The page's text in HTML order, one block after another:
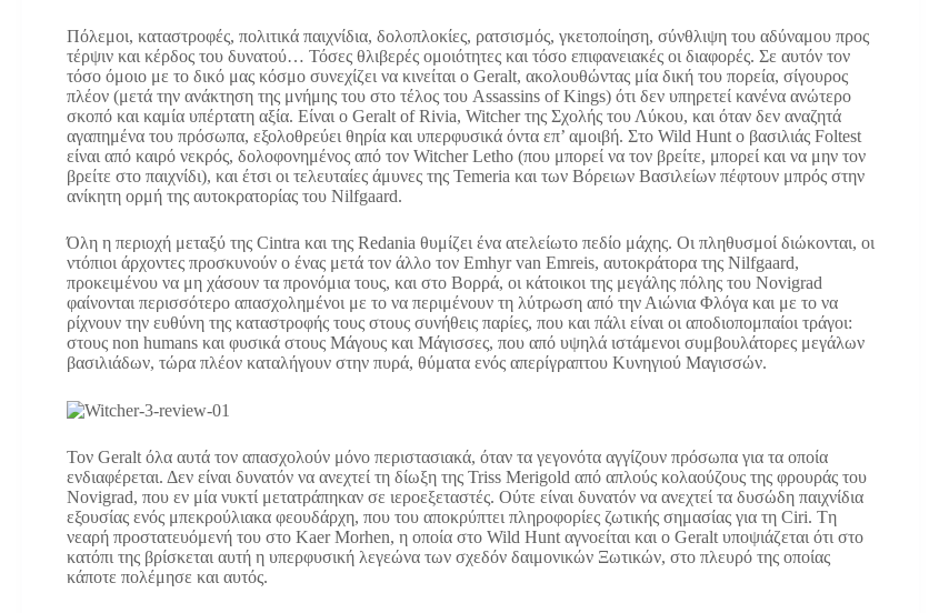
Πόλεμοι, καταστροφές, πολιτικά παιχνίδια, δολοπλοκίες, ρατσισμός, γκετοποίηση, σύνθλιψη του αδύναμου προς
τέρψιν και κέρδος του δυνατού… Τόσες θλιβερές ομοιότητες και τόσο επιφανειακές οι διαφορές. Σε αυτόν τον
τόσο όμοιο με το δικό μας κόσμο συνεχίζει να κινείται ο Geralt, ακολουθώντας μία δική του πορεία, σίγουρος
πλέον (μετά την ανάκτηση της μνήμης του στο τέλος του Assassins of Kings) ότι δεν υπηρετεί κανένα ανώτερο
σκοπό και καμία υπέρτατη αξία. Είναι ο Geralt of Rivia, Witcher της Σχολής του Λύκου, και όταν δεν αναζητά
αγαπημένα του πρόσωπα, εξολοθρεύει θηρία και υπερφυσικά όντα επ’ αμοιβή. Στο Wild Hunt ο βασιλιάς Foltest
είναι από καιρό νεκρός, δολοφονημένος από τον Witcher Letho (που μπορεί να τον βρείτε, μπορεί και να μην τον
βρείτε στο παιχνίδι), και έτσι οι τελευταίες άμυνες της Temeria και των Βόρειων Βασιλείων πέφτουν μπρός στην
ανίκητη ορμή της αυτοκρατορίας του Nilfgaard.
Όλη η περιοχή μεταξύ της Cintra και της Redania θυμίζει ένα ατελείωτο πεδίο μάχης. Οι πληθυσμοί διώκονται, οι
ντόπιοι άρχοντες προσκυνούν ο ένας μετά τον άλλο τον Emhyr van Emreis, αυτοκράτορα της Nilfgaard,
προκειμένου να μη χάσουν τα προνόμια τους, και στο Βορρά, οι κάτοικοι της μεγάλης πόλης του Novigrad
φαίνονται περισσότερο απασχολημένοι με το να περιμένουν τη λύτρωση από την Αιώνια Φλόγα και με το να
ρίχνουν την ευθύνη της καταστροφής τους στους συνήθεις παρίες, που και πάλι είναι οι αποδιοπομπαίοι τράγοι:
στους non humans και φυσικά στους Μάγους και Μάγισσες, που από υψηλά ιστάμενοι συμβουλάτορες μεγάλων
βασιλιάδων, τώρα πλέον καταλήγουν στην πυρά, θύματα ενός απερίγραπτου Κυνηγιού Μαγισσών.
Τον Geralt όλα αυτά τον απασχολούν μόνο περιστασιακά, όταν τα γεγονότα αγγίζουν πρόσωπα για τα οποία
ενδιαφέρεται. Δεν είναι δυνατόν να ανεχτεί τη δίωξη της Triss Merigold από απλούς κολαούζους της φρουράς του
Novigrad, που εν μία νυκτί μετατράπηκαν σε ιεροεξεταστές. Ούτε είναι δυνατόν να ανεχτεί τα δυσώδη παιχνίδια
εξουσίας ενός μπεκρούλιακα φεουδάρχη, που του αποκρύπτει πληροφορίες ζωτικής σημασίας για τη Ciri. Tη
νεαρή προστατευόμενή του στο Kaer Morhen, η οποία στο Wild Hunt αγνοείται και ο Geralt υποψιάζεται ότι στο
κατόπι της βρίσκεται αυτή η υπερφυσική λεγεώνα των σχεδόν δαιμονικών Ξωτικών, στο πλευρό της οποίας
κάποτε πολέμησε και αυτός.